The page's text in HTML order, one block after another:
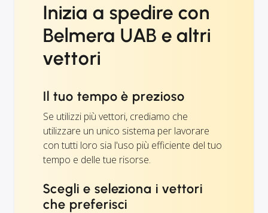
Inizia a spedire con
Belmera UAB e altri
vettori
Il tuo tempo è prezioso
Se utilizzi più vettori, crediamo che
utilizzare un unico sistema per lavorare
con tutti loro sia l'uso più efficiente del tuo
tempo e delle tue risorse.
Scegli e seleziona i vettori
che preferisci